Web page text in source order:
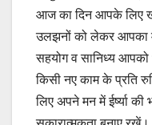
आज का दिन आपके लिए
उलझनों को लेकर आपका
सहयोग व सानिध्य
किसी नए काम के प्रति
लिए अपने मन में ईर्ष्या